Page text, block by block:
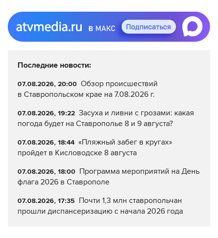
Последние новости:
07.08.2026, 20:00 Обзор происшествий
в Ставропольском крае на 7.08.2026 г.
07.08.2026, 19:22 Засуха и ливни с грозами: какая
погода будет на Ставрополье 8 и 9 августа?
07.08.2026, 18:44 «Пляжный забег в кругах»
пройдет в Кисловодске 8 августа
07.08.2026, 18:00 Программа мероприятий на День
флага 2026 в Ставрополе
07.08.2026, 17:35 Почти 1,3 млн ставропольчан
прошли диспансеризацию с начала 2026 года